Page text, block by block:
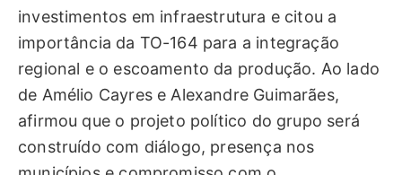
investimentos em infraestrutura e citou a
importância da TO-164 para a integração
regional e o escoamento da produção. Ao lado
de Amélio Cayres e Alexandre Guimarães,
afirmou que o projeto político do grupo será
construído com diálogo, presença nos